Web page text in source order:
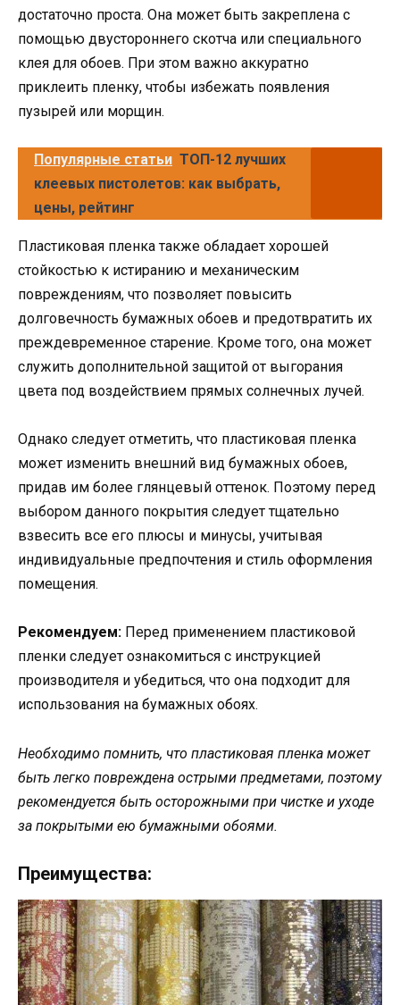
достаточно проста. Она может быть закреплена с
помощью двустороннего скотча или специального
клея для обоев. При этом важно аккуратно
приклеить пленку, чтобы избежать появления
пузырей или морщин.
Популярные статьи ТОП-12 лучших
клеевых пистолетов: как выбрать,
цены, рейтинг
Пластиковая пленка также обладает хорошей
стойкостью к истиранию и механическим
повреждениям, что позволяет повысить
долговечность бумажных обоев и предотвратить их
преждевременное старение. Кроме того, она может
служить дополнительной защитой от выгорания
цвета под воздействием прямых солнечных лучей.
Однако следует отметить, что пластиковая пленка
может изменить внешний вид бумажных обоев,
придав им более глянцевый оттенок. Поэтому перед
выбором данного покрытия следует тщательно
взвесить все его плюсы и минусы, учитывая
индивидуальные предпочтения и стиль оформления
помещения.
Рекомендуем: Перед применением пластиковой
пленки следует ознакомиться с инструкцией
производителя и убедиться, что она подходит для
использования на бумажных обоях.
Необходимо помнить, что пластиковая пленка может
быть легко повреждена острыми предметами, поэтому
рекомендуется быть осторожными при чистке и уходе
за покрытыми ею бумажными обоями.
Преимущества: